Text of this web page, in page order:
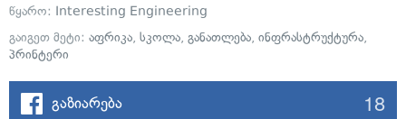
წყარო: Interesting Engineering
გაიგეთ მეტი: აფრიკა, სკოლა, განათლება, ინფრასტრუქტურა,
პრინტერი
გაზიარება 18